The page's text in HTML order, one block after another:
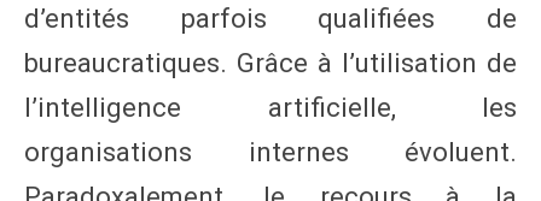
d’entités parfois qualifiées de
bureaucratiques. Grâce à l’utilisation de
l’intelligence artificielle, les
organisations internes évoluent.